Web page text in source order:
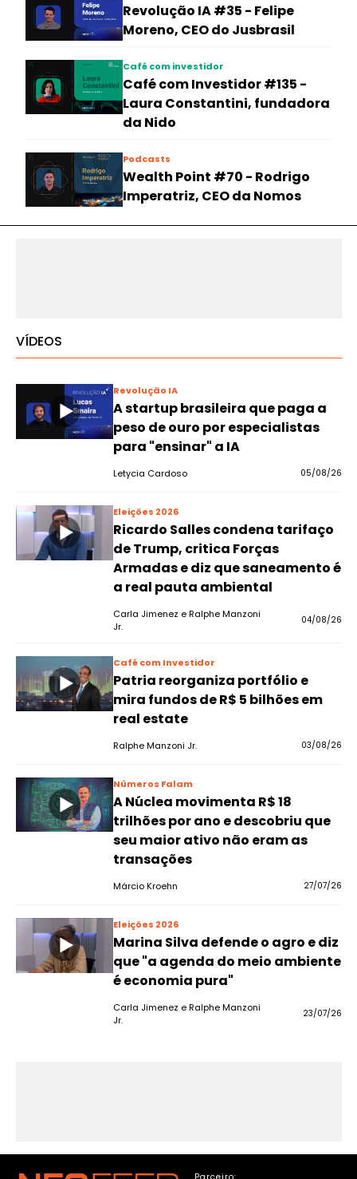
Revolução IA #35 - Felipe
Moreno, CEO do Jusbrasil
Café com investidor
Café com Investidor #135 -
Laura Constantini, fundadora
da Nido
Podcasts
Wealth Point #70 - Rodrigo
Imperatriz, CEO da Nomos
VÍDEOS
Revolução IA
A startup brasileira que paga a
peso de ouro por especialistas
para "ensinar" a IA
Letycia Cardoso 05/08/26
Eleições 2026
Ricardo Salles condena tarifaço
de Trump, critica Forças
Armadas e diz que saneamento é
a real pauta ambiental
Carla Jimenez e Ralphe Manzoni
Jr.
04/08/26
Café com Investidor
Patria reorganiza portfólio e
mira fundos de R$ 5 bilhões em
real estate
Ralphe Manzoni Jr. 03/08/26
Números Falam
A Núclea movimenta R$ 18
trilhões por ano e descobriu que
seu maior ativo não eram as
transações
Márcio Kroehn 27/07/26
Eleições 2026
Marina Silva defende o agro e diz
que "a agenda do meio ambiente
é economia pura"
Carla Jimenez e Ralphe Manzoni
Jr.
23/07/26